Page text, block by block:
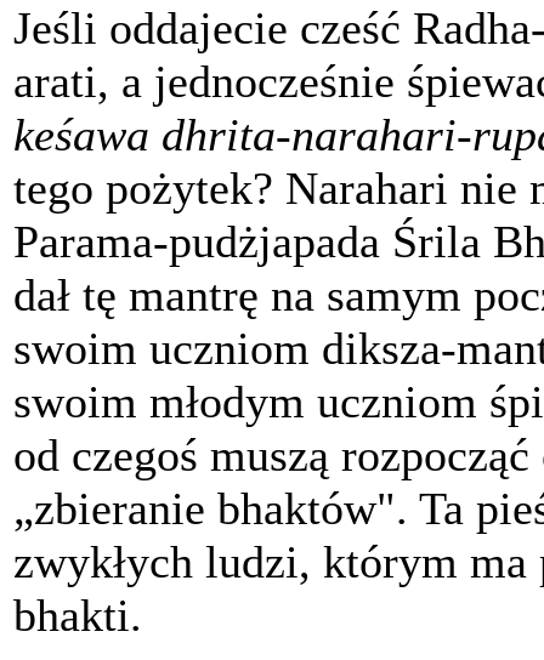
Jeśli oddajecie cześć
arati, a jednocześnie
keśawa dhrita-narahari-
tego pożytek? Narahari nie
Parama-pudżjapada Śrila
dał tę mantrę na samym
swoim uczniom diksza-
swoim młodym uczniom
od czegoś muszą
„zbieranie bhaktów". Ta
zwykłych ludzi, którym ma
bhakti.